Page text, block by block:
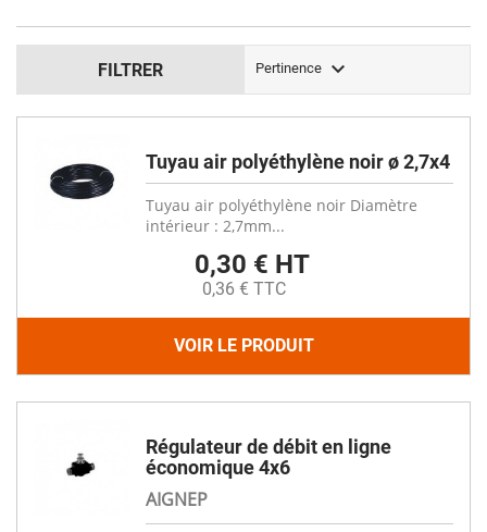
FILTRER Pertinence 
Tuyau air polyéthylène noir ø 2,7x4
Tuyau air polyéthylène noir Diamètre
intérieur : 2,7mm...
0,30 € HT
0,36 € TTC
VOIR LE PRODUIT
Régulateur de débit en ligne
économique 4x6
AIGNEP